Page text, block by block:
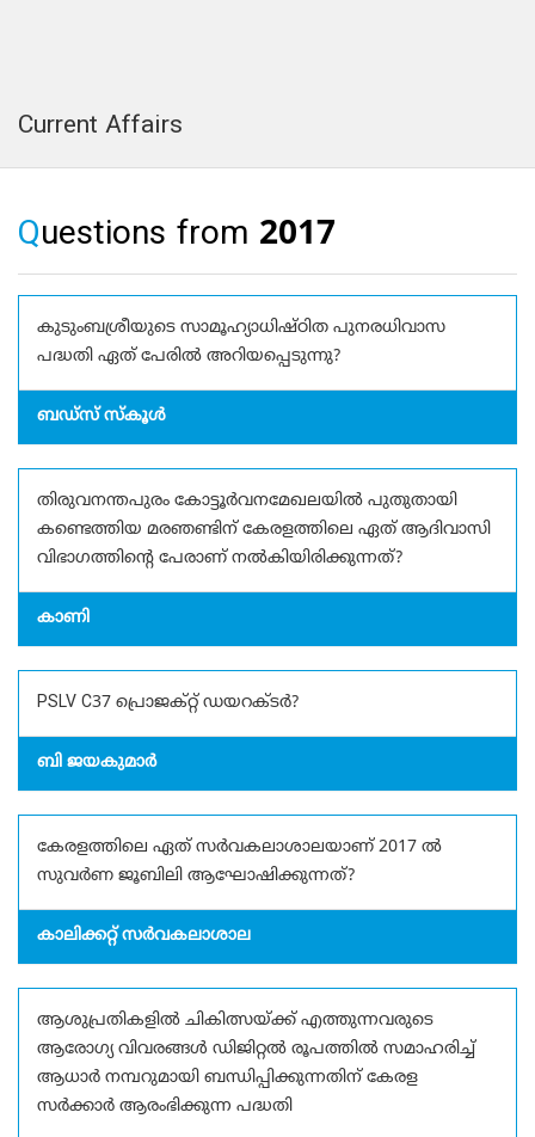
Current Affairs
Questions from 2017
കുടുംബശ്രീയുടെ സാമൂഹ്യാധിഷ്ഠിത പുനരധിവാസ
പദ്ധതി ഏത് പേരില്‍ അറിയപ്പെടുന്നു?
ബഡ്സ് സ്കൂള്‍
തിരുവനന്തപുരം കോട്ടൂർവനമേഖലയിൽ പുതുതായി
കണ്ടെത്തിയ മരഞണ്ടിന് കേരളത്തിലെ ഏത് ആദിവാസി
വിഭാഗത്തിന്റെ പേരാണ് നൽകിയിരിക്കുന്നത്?
കാണി
PSLV C37 പ്രൊജക്റ്റ് ഡയറക്ടർ?
ബി ജയകുമാർ
കേരളത്തിലെ ഏത് സർവകലാശാലയാണ് 2017 ൽ
സുവർണ ജൂബിലി ആഘോഷിക്കുന്നത്?
കാലിക്കറ്റ് സർവകലാശാല
ആശുപ്രതികളിൽ ചികിത്സയ്ക്ക് എത്തുന്നവരുടെ
ആരോഗ്യ വിവരങ്ങൾ ഡിജിറ്റൽ രൂപത്തിൽ സമാഹരിച്ച്
ആധാർ നമ്പറുമായി ബന്ധിപ്പിക്കുന്നതിന് കേരള
സർക്കാർ ആരംഭിക്കുന്ന പദ്ധതി